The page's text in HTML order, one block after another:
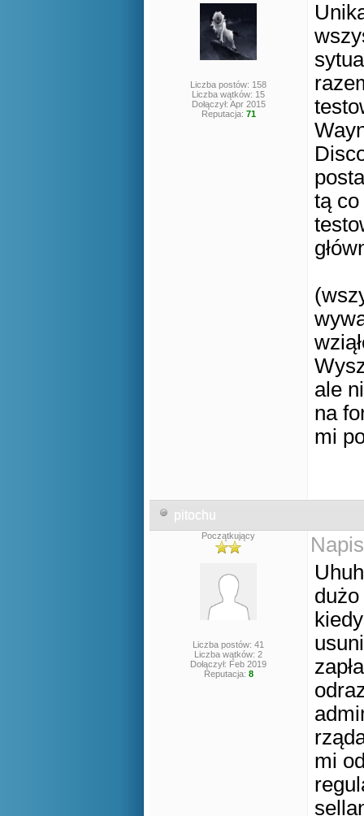
Liczba postów: 158
Liczba wątków: 15
Dołączył: Apr 2015
Reputacja: 71
tą co
ale
na
mi
pitochu
Początkujący
Liczba postów: 41
Liczba wątków: 2
Dołączył: Feb 2019
Reputacja: 8
mi